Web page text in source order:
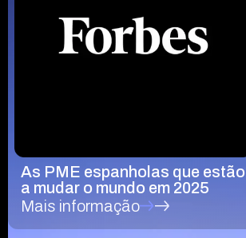
As PME espanholas que estão
a mudar o mundo em 2025
Mais informação